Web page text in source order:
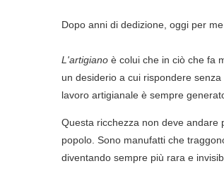
Dopo anni di dedizione, oggi per
L'artigiano è colui che in ciò che fa
un desiderio a cui rispondere
lavoro artigianale è sempre
Questa ricchezza non deve andare
popolo. Sono manufatti che
diventando sempre più rara e